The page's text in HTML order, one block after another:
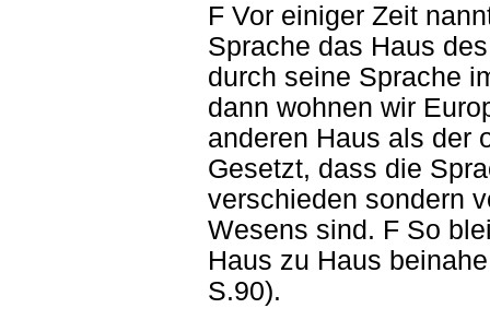
F Vor einiger Zeit
Sprache das Haus
durch seine Sprache
dann wohnen wir
anderen Haus als der
Gesetzt, dass die
verschieden sondern
Wesens sind. F So
Haus zu Haus
S.90).